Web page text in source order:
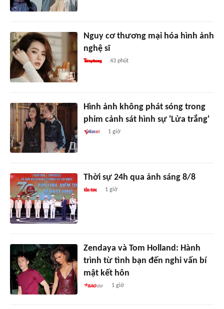
Nguy cơ thương mại hóa hình ảnh
nghệ sĩ
43 phút
Hình ảnh không phát sóng trong
phim cảnh sát hình sự 'Lửa trắng'
1 giờ
Thời sự 24h qua ảnh sáng 8/8
1 giờ
Zendaya và Tom Holland: Hành
trình từ tình bạn đến nghi vấn bí
mật kết hôn
1 giờ